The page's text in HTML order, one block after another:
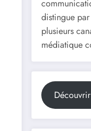
distingue
plusieurs
médiatique